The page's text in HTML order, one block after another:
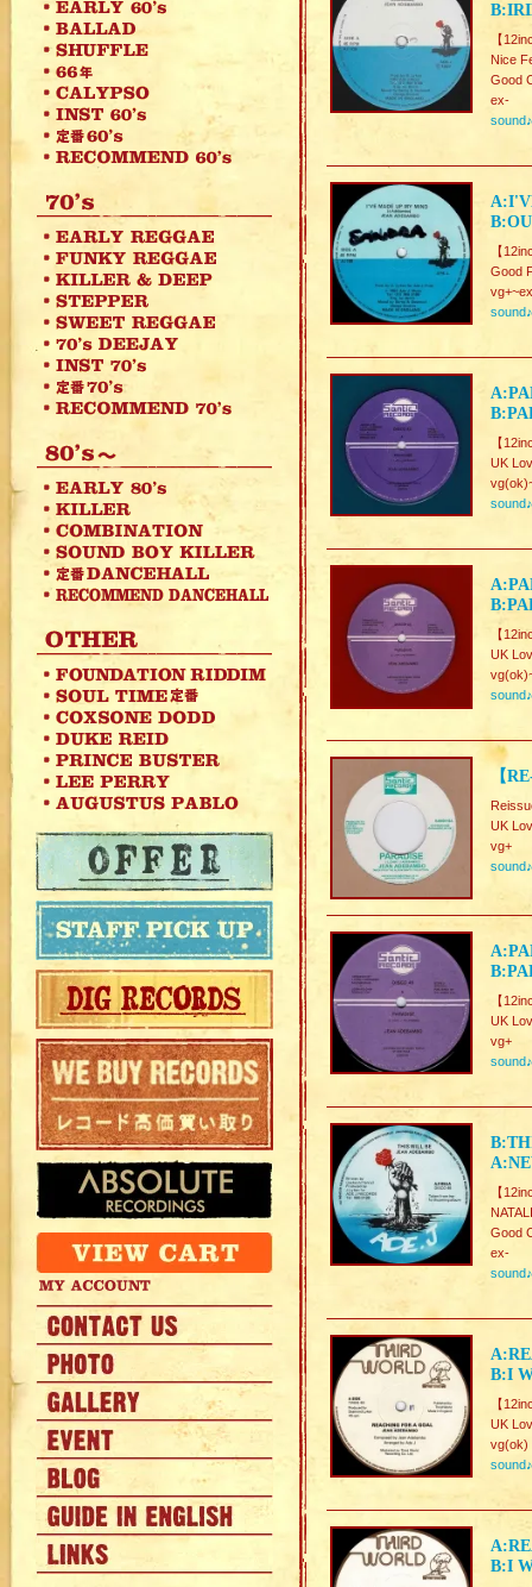
【
Nice
Good
ex-
sound♪
【
Good
sound♪
【
UK
sound♪
【
UK
sound♪
【
UK
vg+
sound♪
【
UK
vg+
sound♪
【
Good
ex-
sound♪
B:I
【
UK
vg(ok)
sound♪
B:I